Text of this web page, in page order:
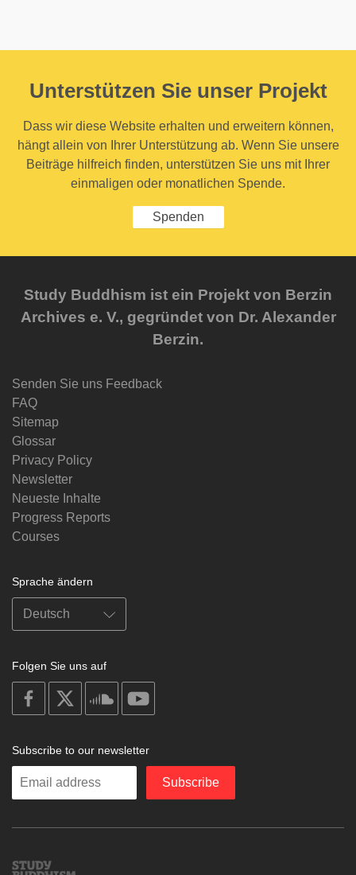
Unterstützen Sie unser Projekt
Dass wir diese Website erhalten und erweitern können,
hängt allein von Ihrer Unterstützung ab. Wenn Sie unsere
Beiträge hilfreich finden, unterstützen Sie uns mit Ihrer
einmaligen oder monatlichen Spende.
Spenden
Study Buddhism ist ein Projekt von Berzin
Archives e. V., gegründet von Dr. Alexander
Berzin.
Senden Sie uns Feedback
FAQ
Sitemap
Glossar
Privacy Policy
Newsletter
Neueste Inhalte
Progress Reports
Courses
Sprache ändern
Folgen Sie uns auf
on
facebook
soundcloud
Subscribe to our newsletter
Enter
Subscribe
Study